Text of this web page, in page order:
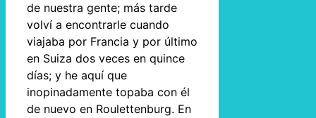
de nuestra gente; más tarde
volví a encontrarle cuando
viajaba por Francia y por último
en Suiza dos veces en quince
días; y he aquí que
inopinadamente topaba con él
de nuevo en Roulettenburg. En